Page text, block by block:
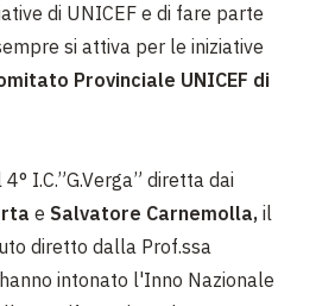
di UNICEF e di fare parte
si attiva per le iniziative
Provinciale UNICEF di
I.C.”G.Verga” diretta dai
e Salvatore Carnemolla, il
diretto dalla Prof.ssa
hanno intonato l'Inno Nazionale